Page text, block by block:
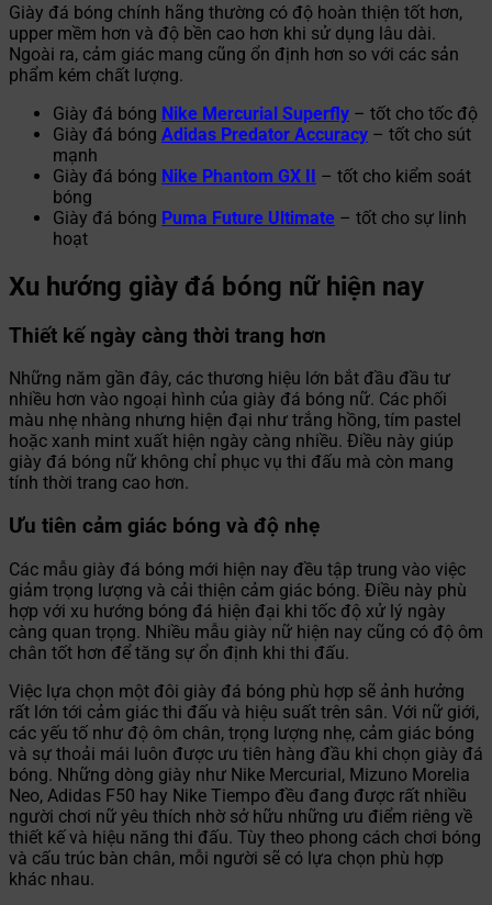
Giày đá bóng chính hãng thường có độ hoàn thiện tốt hơn,
upper mềm hơn và độ bền cao hơn khi sử dụng lâu dài.
Ngoài ra, cảm giác mang cũng ổn định hơn so với các sản
phẩm kém chất lượng.
Giày đá bóng Nike Mercurial Superfly – tốt cho tốc độ
Giày đá bóng Adidas Predator Accuracy – tốt cho sút
mạnh
Giày đá bóng Nike Phantom GX II – tốt cho kiểm soát
bóng
Giày đá bóng Puma Future Ultimate – tốt cho sự linh
hoạt
Xu hướng giày đá bóng nữ hiện nay
Thiết kế ngày càng thời trang hơn
Những năm gần đây, các thương hiệu lớn bắt đầu đầu tư
nhiều hơn vào ngoại hình của giày đá bóng nữ. Các phối
màu nhẹ nhàng nhưng hiện đại như trắng hồng, tím pastel
hoặc xanh mint xuất hiện ngày càng nhiều. Điều này giúp
giày đá bóng nữ không chỉ phục vụ thi đấu mà còn mang
tính thời trang cao hơn.
Ưu tiên cảm giác bóng và độ nhẹ
Các mẫu giày đá bóng mới hiện nay đều tập trung vào việc
giảm trọng lượng và cải thiện cảm giác bóng. Điều này phù
hợp với xu hướng bóng đá hiện đại khi tốc độ xử lý ngày
càng quan trọng. Nhiều mẫu giày nữ hiện nay cũng có độ ôm
chân tốt hơn để tăng sự ổn định khi thi đấu.
Việc lựa chọn một đôi giày đá bóng phù hợp sẽ ảnh hưởng
rất lớn tới cảm giác thi đấu và hiệu suất trên sân. Với nữ giới,
các yếu tố như độ ôm chân, trọng lượng nhẹ, cảm giác bóng
và sự thoải mái luôn được ưu tiên hàng đầu khi chọn giày đá
bóng. Những dòng giày như Nike Mercurial, Mizuno Morelia
Neo, Adidas F50 hay Nike Tiempo đều đang được rất nhiều
người chơi nữ yêu thích nhờ sở hữu những ưu điểm riêng về
thiết kế và hiệu năng thi đấu. Tùy theo phong cách chơi bóng
và cấu trúc bàn chân, mỗi người sẽ có lựa chọn phù hợp
khác nhau.